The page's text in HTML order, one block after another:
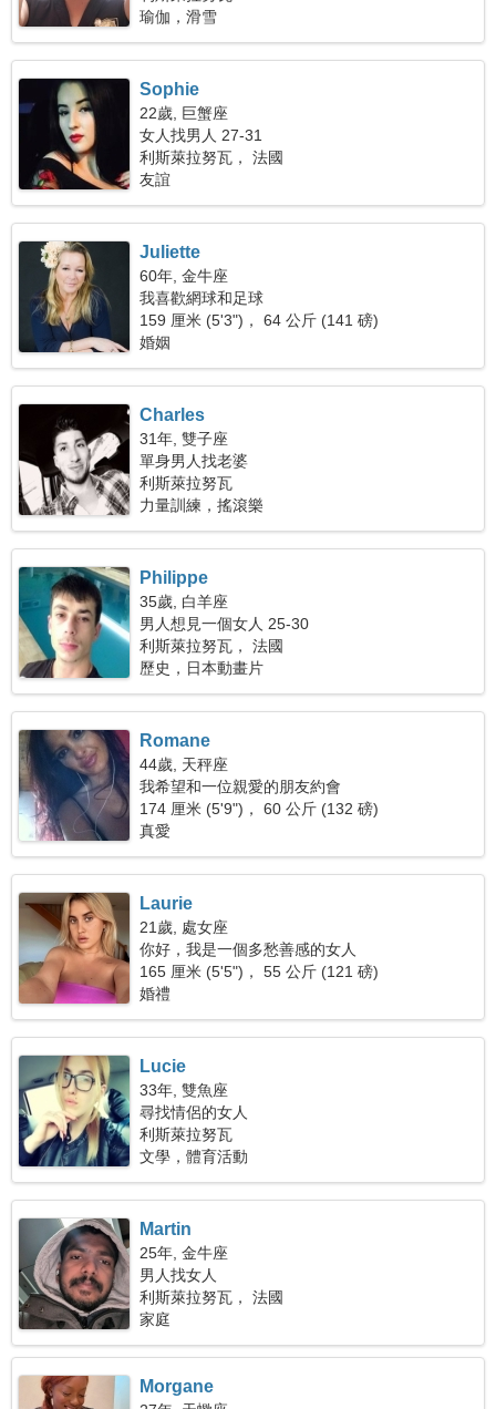
瑜伽，滑雪
Sophie
22歲, 巨蟹座
女人找男人 27-31
利斯萊拉努瓦， 法國
友誼
Juliette
60年, 金牛座
我喜歡網球和足球
159 厘米 (5'3")， 64 公斤 (141 磅)
婚姻
Charles
31年, 雙子座
單身男人找老婆
利斯萊拉努瓦
力量訓練，搖滾樂
Philippe
35歲, 白羊座
男人想見一個女人 25-30
利斯萊拉努瓦， 法國
歷史，日本動畫片
Romane
44歲, 天秤座
我希望和一位親愛的朋友約會
174 厘米 (5'9")， 60 公斤 (132 磅)
真愛
Laurie
21歲, 處女座
你好，我是一個多愁善感的女人
165 厘米 (5'5")， 55 公斤 (121 磅)
婚禮
Lucie
33年, 雙魚座
尋找情侶的女人
利斯萊拉努瓦
文學，體育活動
Martin
25年, 金牛座
男人找女人
利斯萊拉努瓦， 法國
家庭
Morgane